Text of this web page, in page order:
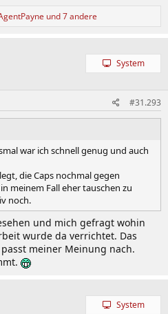
und 7 andere
System
#31.293
war ich schnell genug und auch
die Caps nochmal gegen
meinem Fall eher tauschen zu
noch.
und mich gefragt wohin
wurde da verrichtet. Das
meiner Meinung nach.
System